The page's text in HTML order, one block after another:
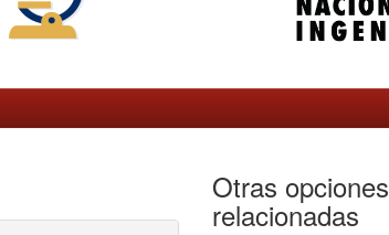
Otras opciones
relacionadas